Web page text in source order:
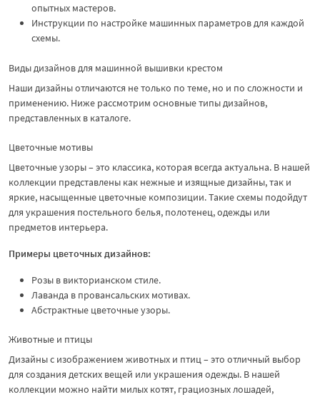
опытных мастеров.
Инструкции по настройке машинных параметров для каждой
схемы.
Виды дизайнов для машинной вышивки крестом
Наши дизайны отличаются не только по теме, но и по сложности и
применению. Ниже рассмотрим основные типы дизайнов,
представленных в каталоге.
Цветочные мотивы
Цветочные узоры – это классика, которая всегда актуальна. В нашей
коллекции представлены как нежные и изящные дизайны, так и
яркие, насыщенные цветочные композиции. Такие схемы подойдут
для украшения постельного белья, полотенец, одежды или
предметов интерьера.
Примеры цветочных дизайнов:
Розы в викторианском стиле.
Лаванда в провансальских мотивах.
Абстрактные цветочные узоры.
Животные и птицы
Дизайны с изображением животных и птиц – это отличный выбор
для создания детских вещей или украшения одежды. В нашей
коллекции можно найти милых котят, грациозных лошадей,